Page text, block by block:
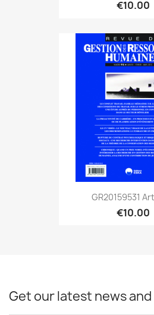
€10.00
GR20159531
€10.00
Get our latest news